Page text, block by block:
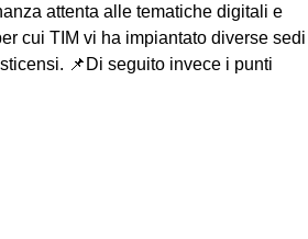
attenta alle tematiche digitali e
cui TIM vi ha impiantato diverse sedi
📌Di seguito invece i punti